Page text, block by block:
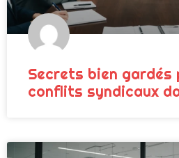
Secrets bien gardés
conflits syndicaux